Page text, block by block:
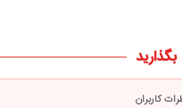
کاربران